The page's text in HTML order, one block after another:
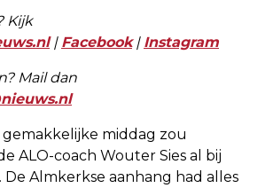
Kijk
| Facebook| Instagram
Mail dan
middag zou
ALO-coach Wouter Sies al bij
Almkerkse aanhang had alles